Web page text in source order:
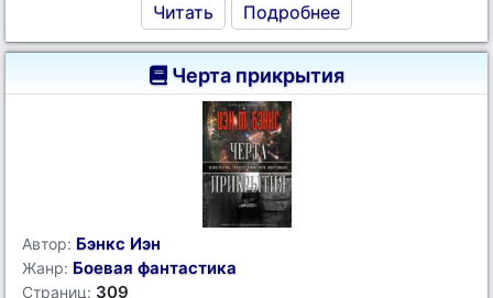
Читать Подробнее
Черта прикрытия
Автор: Бэнкс Иэн
Жанр: Боевая фантастика
Страниц: 309